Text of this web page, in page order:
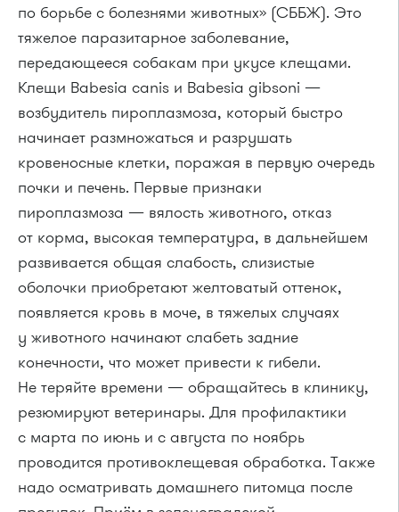
по борьбе с болезнями животных» (СББЖ). Это
тяжелое паразитарное заболевание,
передающееся собакам при укусе клещами.
Клещи Babesia canis и Babesia gibsoni —
возбудитель пироплазмоза, который быстро
начинает размножаться и разрушать
кровеносные клетки, поражая в первую очередь
почки и печень. Первые признаки
пироплазмоза — вялость животного, отказ
от корма, высокая температура, в дальнейшем
развивается общая слабость, слизистые
оболочки приобретают желтоватый оттенок,
появляется кровь в моче, в тяжелых случаях
у животного начинают слабеть задние
конечности, что может привести к гибели.
Не теряйте времени — обращайтесь в клинику,
резюмируют ветеринары. Для профилактики
с марта по июнь и с августа по ноябрь
проводится противоклещевая обработка. Также
надо осматривать домашнего питомца после